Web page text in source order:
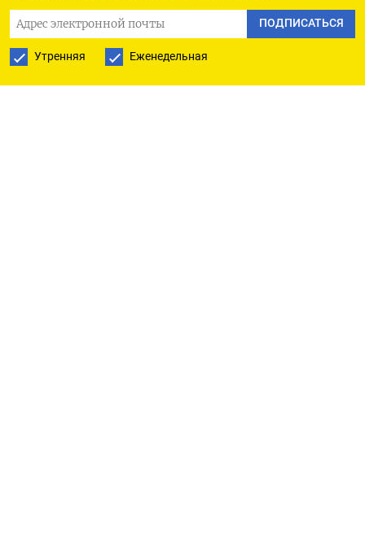
ПОДПИСАТЬСЯ
Утренняя Еженедельная
«3-3,5 триллиона... мы увидим потребность
Минфина в привлечении в четвертом квартале.
Соответственно, у нас очень серьезно начинает
нарастать конкуренция (на рынке облигаций),